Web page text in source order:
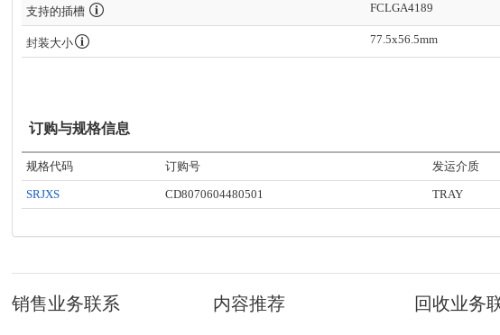
支持的插槽 FCLGA4189
封装大小 77.5x56.5mm
订购与规格信息
规格代码 订购号 发运介质
SRJXS CD8070604480501 TRAY
销售业务联系 内容推荐 回收业务